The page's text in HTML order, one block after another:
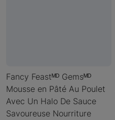
Fancy Feastᴹᴰ Gemsᴹᴰ
Mousse en Pâté Au Poulet
Avec Un Halo De Sauce
Savoureuse Nourriture